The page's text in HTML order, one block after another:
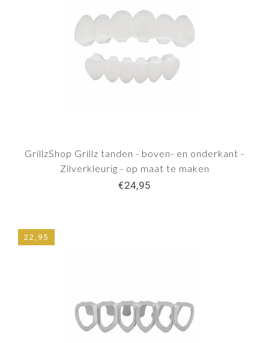
GrillzShop Grillz tanden - boven- en onderkant -
Zilverkleurig - op maat te maken
€24,95
22,95